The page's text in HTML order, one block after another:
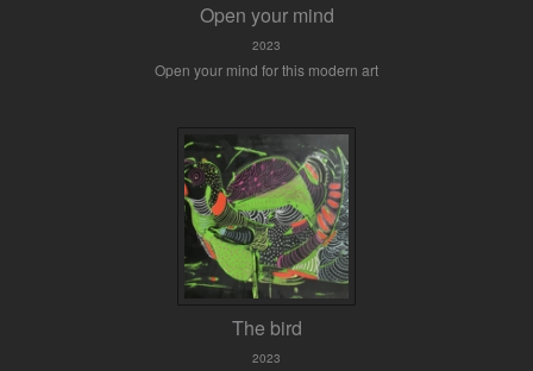
Open your mind
2023
Open your mind for this modern art
The bird
2023